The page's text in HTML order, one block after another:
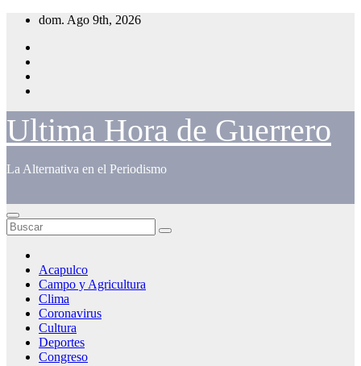
Saltar
contenido
dom. Ago 9th, 2026
Ultima Hora de Guerrero
La Alternativa en el Periodismo
Acapulco
Campo y Agricultura
Clima
Coronavirus
Cultura
Deportes
Congreso